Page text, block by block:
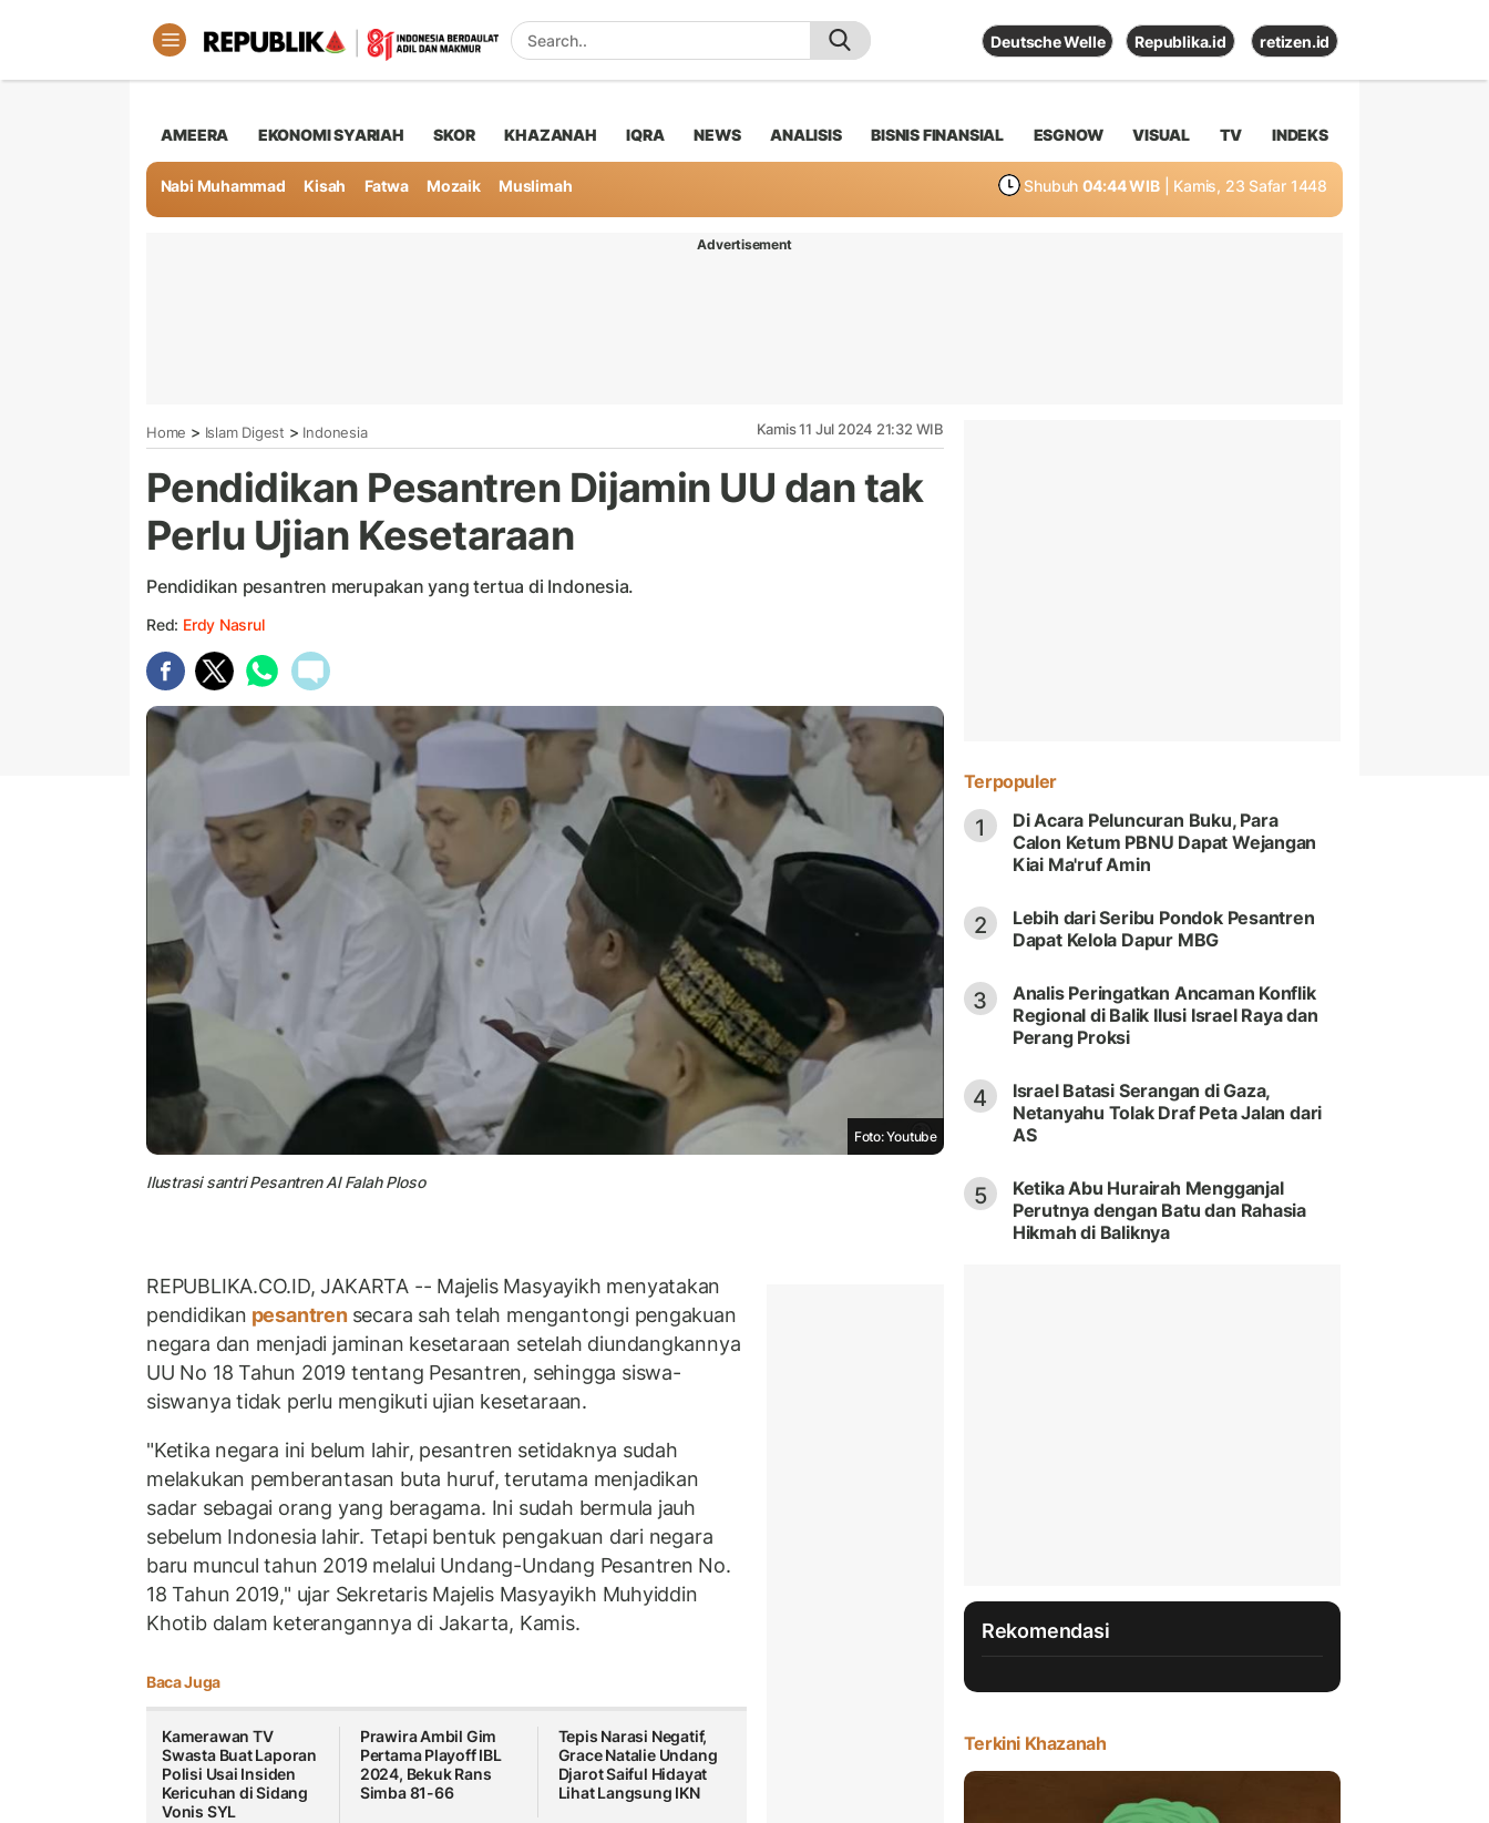
Deutsche Welle Republika.id retizen.id
AMEERA EKONOMI SYARIAH SKOR KHAZANAH IQRA NEWS ANALISIS BISNIS FINANSIAL ESGNOW VISUAL TV INDEKS
Nabi Muhammad Kisah Fatwa Mozaik Muslimah Shubuh 04:44 WIB | Kamis, 23 Safar 1448
Advertisement
Home > Islam Digest > Indonesia Kamis 11 Jul 2024 21:32 WIB
Pendidikan Pesantren Dijamin UU dan tak
Perlu Ujian Kesetaraan
Pendidikan pesantren merupakan yang tertua di Indonesia.
Red: Erdy Nasrul
Foto: Youtube
Ilustrasi santri Pesantren Al Falah Ploso
REPUBLIKA.CO.ID, JAKARTA -- Majelis Masyayikh menyatakan
pendidikan pesantren secara sah telah mengantongi pengakuan
negara dan menjadi jaminan kesetaraan setelah diundangkannya
UU No 18 Tahun 2019 tentang Pesantren, sehingga siswa-
siswanya tidak perlu mengikuti ujian kesetaraan.
"Ketika negara ini belum lahir, pesantren setidaknya sudah
melakukan pemberantasan buta huruf, terutama menjadikan
sadar sebagai orang yang beragama. Ini sudah bermula jauh
sebelum Indonesia lahir. Tetapi bentuk pengakuan dari negara
baru muncul tahun 2019 melalui Undang-Undang Pesantren No.
18 Tahun 2019," ujar Sekretaris Majelis Masyayikh Muhyiddin
Khotib dalam keterangannya di Jakarta, Kamis.
Baca Juga
Kamerawan TV
Swasta Buat Laporan
Polisi Usai Insiden
Kericuhan di Sidang
Vonis SYL
Prawira Ambil Gim
Pertama Playoff IBL
2024, Bekuk Rans
Simba 81-66
Tepis Narasi Negatif,
Grace Natalie Undang
Djarot Saiful Hidayat
Lihat Langsung IKN
Terpopuler
1
Di Acara Peluncuran Buku, Para
Calon Ketum PBNU Dapat Wejangan
Kiai Ma'ruf Amin
2
Lebih dari Seribu Pondok Pesantren
Dapat Kelola Dapur MBG
3
Analis Peringatkan Ancaman Konflik
Regional di Balik Ilusi Israel Raya dan
Perang Proksi
4
Israel Batasi Serangan di Gaza,
Netanyahu Tolak Draf Peta Jalan dari
AS
5
Ketika Abu Hurairah Mengganjal
Perutnya dengan Batu dan Rahasia
Hikmah di Baliknya
Rekomendasi
Terkini Khazanah